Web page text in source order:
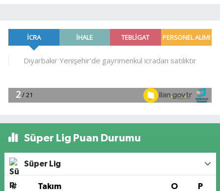
Süper Lig Puan Durumu
Süper Lig
# Takım O P